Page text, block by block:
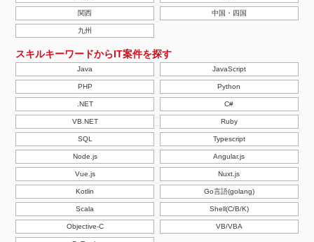
関西 中国・四国
九州
スキルキーワードからIT案件を探す
Java JavaScript
PHP Python
.NET C#
VB.NET Ruby
SQL Typescript
Node.js Angular.js
Vue.js Nuxt.js
Kotlin Go言語(golang)
Scala Shell(C/B/K)
Objective-C VB/VBA